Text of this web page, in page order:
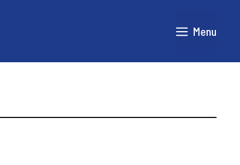
Menu